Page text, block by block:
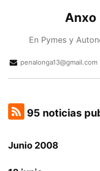
Anxo
En Pymes y
penalonga13@gmail.com
95 noticias
Junio 2008